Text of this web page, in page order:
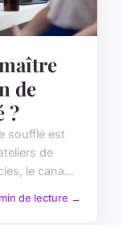
de
?
soufflé est
de
le cana...
de lecture →